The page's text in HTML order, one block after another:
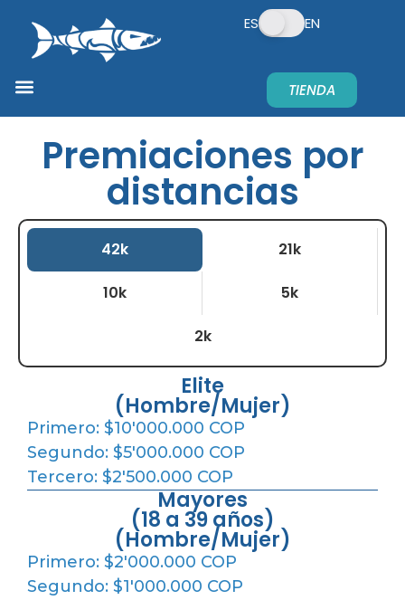
ES EN
TIENDA
Premiaciones por
distancias
42k 21k
10k 5k
2k
Elite
(Hombre/Mujer)
Primero: $10'000.000 COP
Segundo: $5'000.000 COP
Tercero: $2'500.000 COP
Mayores
(18 a 39 años)
(Hombre/Mujer)
Primero: $2'000.000 COP
Segundo: $1'000.000 COP